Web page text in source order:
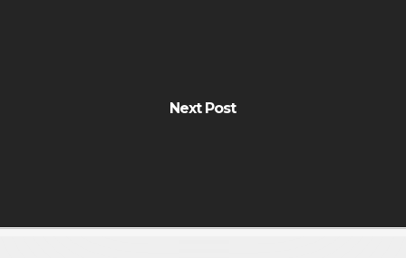
Next Post